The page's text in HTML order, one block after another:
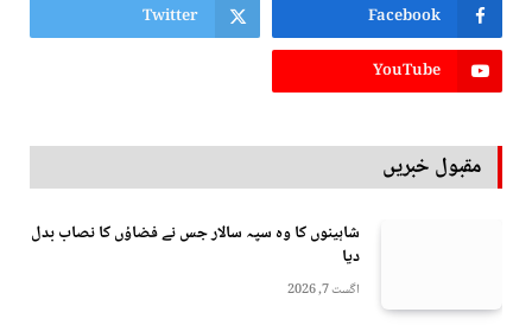
Facebook
Twitter
YouTube
مقبول خبریں
شاہینوں کا وہ سپہ سالار جس نے فضاؤں کا نصاب بدل
دیا
اگست 7, 2026